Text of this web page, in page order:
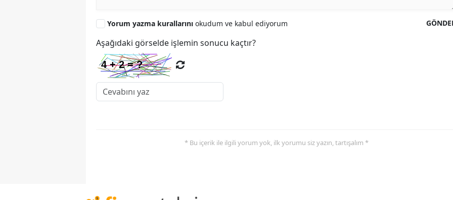
Yorum yazma kurallarını okudum ve kabul ediyorum
Aşağıdaki görselde işlemin sonucu kaçtır?
* Bu içerik ile ilgili yorum yok, ilk yorumu siz yazın, tartışalım *